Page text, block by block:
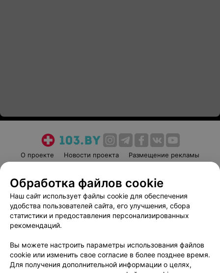
О проекте Новости проекта
Размещение рекламы
Пользовательское соглашение
Способы оплаты
Вакансии
Партнеры
Написать руководителю 103.by
Обработка персональных данных
Обработка файлов cookie
Наш сайт использует файлы cookie для обеспечения
удобства пользователей сайта, его улучшения, сбора
статистики и предоставления персонализированных
рекомендаций.
Вы можете настроить параметры использования файлов
cookie или изменить свое согласие в более позднее время.
Для получения дополнительной информации о целях,